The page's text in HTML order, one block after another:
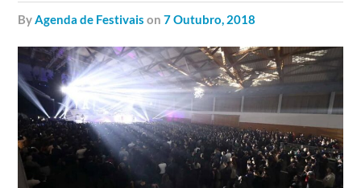
byAgenda de Festivais on7 Outubro, 2018